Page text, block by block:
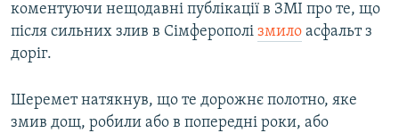
коментуючи нещодавні публікації в ЗМІ про те, що
після сильних злив в Сімферополі змило асфальт з
доріг.
Шеремет натякнув, що те дорожнє полотно, яке
змив дощ, робили або в попередні роки, або